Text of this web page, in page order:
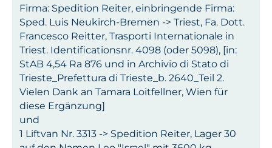
Firma: Spedition Reiter, einbringende Firma:
Sped. Luis Neukirch-Bremen -> Triest, Fa. Dott.
Francesco Reitter, Trasporti Internationale in
Triest. Identificationsnr. 4098 (oder 5098), [in:
StAB 4,54 Ra 876 und in Archivio di Stato di
Trieste_Prefettura di Trieste_b. 2640_Teil 2.
Vielen Dank an Tamara Loitfellner, Wien für
diese Ergänzung]
und
1 Liftvan Nr. 3313 -> Spedition Reiter, Lager 30